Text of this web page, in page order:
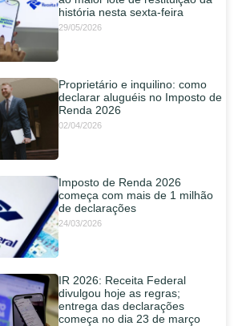
história nesta sexta-feira
29/05/2026
Proprietário e inquilino: como
declarar aluguéis no Imposto de
Renda 2026
02/04/2026
Imposto de Renda 2026
começa com mais de 1 milhão
de declarações
24/03/2026
IR 2026: Receita Federal
divulgou hoje as regras;
entrega das declarações
começa no dia 23 de março